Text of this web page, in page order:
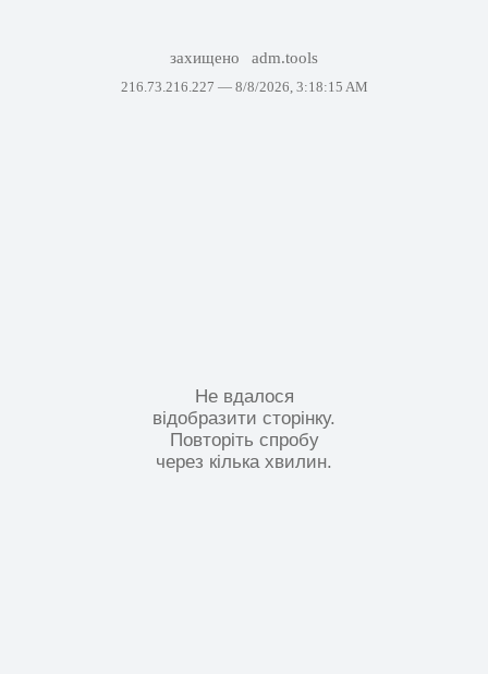
захищено adm.tools
216.73.216.227 — 8/8/2026, 3:18:15 AM
Не вдалося
відобразити сторінку.
Повторіть спробу
через кілька хвилин.